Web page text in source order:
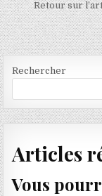
Retour sur
Rechercher
Articles
Vous